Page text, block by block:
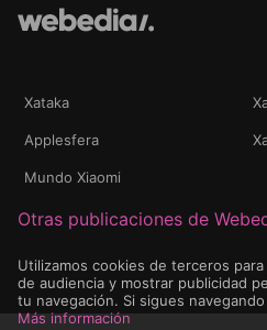
Xataka
Applesfera
Mundo Xiaomi
Otras publicaciones de
Utilizamos cookies de terceros
de audiencia y mostrar publicidad
tu navegación. Si sigues
Más información